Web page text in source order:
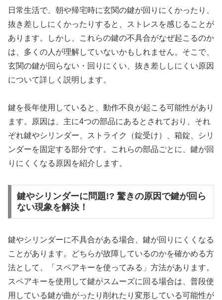
日常生活で、朝や帰宅時に玄関の鍵が回りにくかったり、
抜き差ししにくかったりすると、ストレスを感じることが
あります。しかし、これらの鍵の不具合がなぜ起こるのか
は、多くの人が理解していないかもしれません。そこで、
玄関の鍵が回らない・回りにくい、抜き差ししにくい原因
について詳しく説明します。
鍵を長年使用していると、動作不良が起こる可能性があり
ます。原因は、主に4つの部品にあるとされており、それ
ぞれ鍵やシリンダー、ストライク（錠受け）、箱錠、シリ
ンダーを固定する部分です。これらの部品ごとに、鍵が回
りにくくなる原因を紹介します。
鍵やシリンダーに問題!? 驚きの原因で鍵が回ら
ない現象を解決！
鍵やシリンダーに不具合がある場合、鍵が回りにくくなる
ことがあります。どちらが故障しているのかを確かめる方
法として、「スペアキーを使ってみる」方法があります。
スペアキーを使用して鍵がスムーズに回る場合は、普段使
用している鍵が曲がったり削れたり変形している可能性が